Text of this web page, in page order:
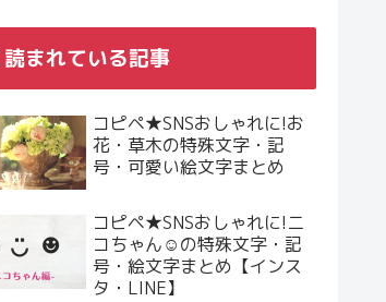
読まれている記事
コピペ★SNSおしゃれに!お
花・草木の特殊文字・記
号・可愛い絵文字まとめ
コピペ★SNSおしゃれに!ニ
コちゃん☺︎の特殊文字・記
号・絵文字まとめ【インス
タ・LINE】